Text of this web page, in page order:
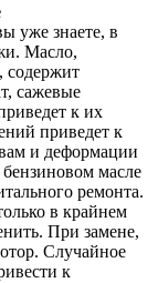
уже знаете, в
Масло,
содержит
сажевые
к их
приведет к
и деформации
масле
ремонта.
в крайнем
При замене,
Случайное
к